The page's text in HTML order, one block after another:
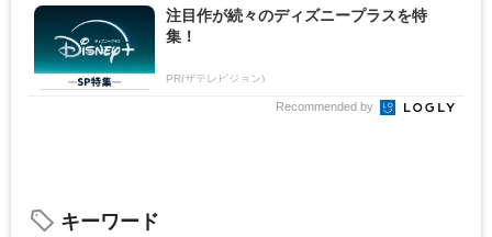
注目作が続々のディズニープラスを特
集！
PR(ザテレビジョン)
Recommended by
キーワード